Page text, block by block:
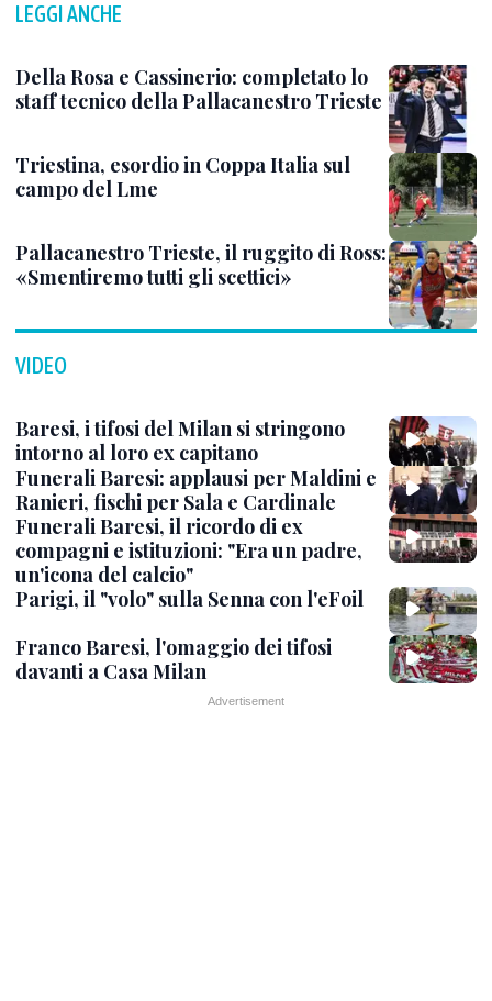
LEGGI ANCHE
Della Rosa e Cassinerio: completato lo
staff tecnico della Pallacanestro Trieste
Triestina, esordio in Coppa Italia sul
campo del Lme
Pallacanestro Trieste, il ruggito di Ross:
«Smentiremo tutti gli scettici»
VIDEO
Baresi, i tifosi del Milan si stringono
intorno al loro ex capitano
Funerali Baresi: applausi per Maldini e
Ranieri, fischi per Sala e Cardinale
Funerali Baresi, il ricordo di ex
compagni e istituzioni: "Era un padre,
un'icona del calcio"
Parigi, il "volo" sulla Senna con l'eFoil
Franco Baresi, l'omaggio dei tifosi
davanti a Casa Milan